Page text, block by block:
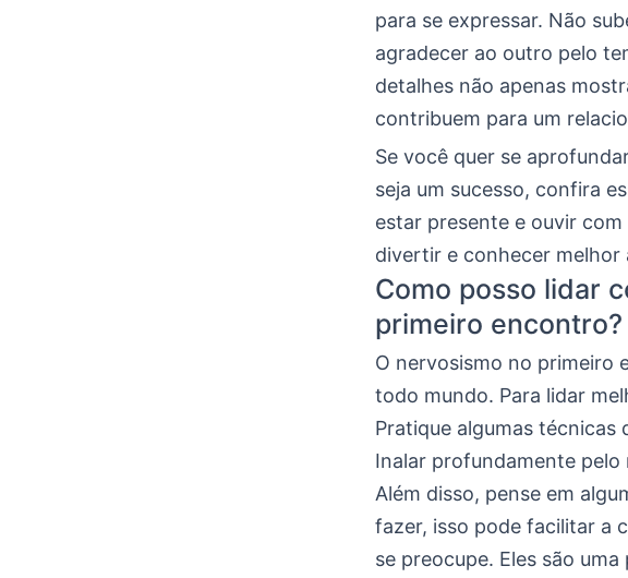
para se expressar. Não
agradecer ao outro pelo
detalhes não apenas
contribuem para um
Se você quer se
seja um sucesso, confira
estar presente e ouvir
divertir e conhecer melhor
Como posso lidar
primeiro encontro?
O nervosismo no primeiro
todo mundo. Para lidar
Pratique algumas técnicas
Inalar profundamente
Além disso, pense em
fazer, isso pode facilitar a
se preocupe. Eles são